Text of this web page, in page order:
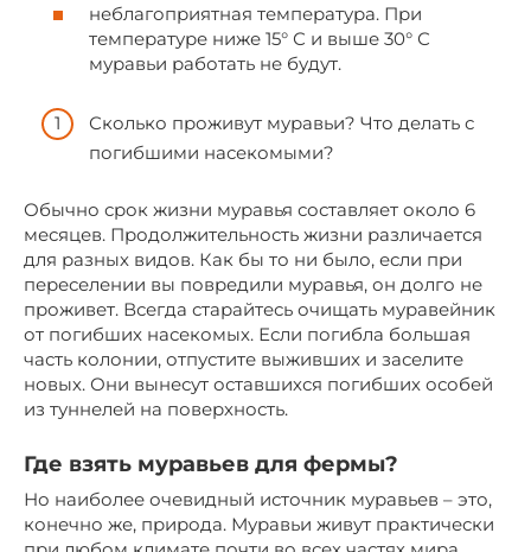
неблагоприятная температура. При
температуре ниже 15° С и выше 30° С
муравьи работать не будут.
Сколько проживут муравьи? Что делать с
погибшими насекомыми?
Обычно срок жизни муравья составляет около 6
месяцев. Продолжительность жизни различается
для разных видов. Как бы то ни было, если при
переселении вы повредили муравья, он долго не
проживет. Всегда старайтесь очищать муравейник
от погибших насекомых. Если погибла большая
часть колонии, отпустите выживших и заселите
новых. Они вынесут оставшихся погибших особей
из туннелей на поверхность.
Где взять муравьев для фермы?
Но наиболее очевидный источник муравьев – это,
конечно же, природа. Муравьи живут практически